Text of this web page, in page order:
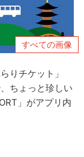
すべての画像
りチケット」
ちょっと珍しい
」がアプリ内